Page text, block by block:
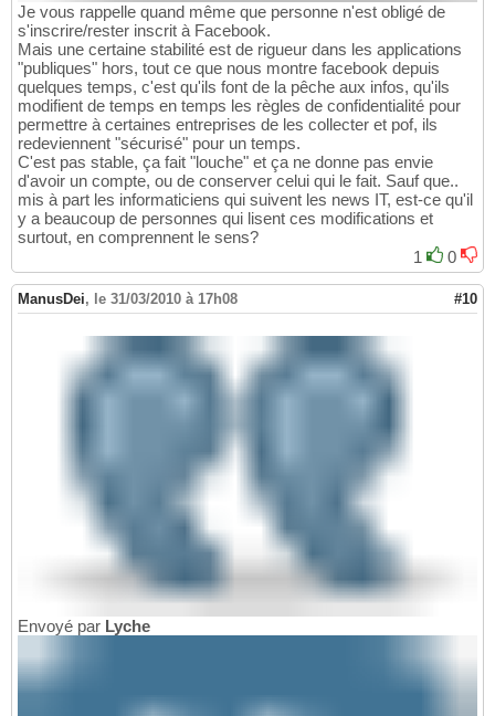
Je vous rappelle quand même que personne n'est obligé de
s'inscrire/rester inscrit à Facebook.
Mais une certaine stabilité est de rigueur dans les applications
"publiques" hors, tout ce que nous montre facebook depuis
quelques temps, c'est qu'ils font de la pêche aux infos, qu'ils
modifient de temps en temps les règles de confidentialité pour
permettre à certaines entreprises de les collecter et pof, ils
redeviennent "sécurisé" pour un temps.
C'est pas stable, ça fait "louche" et ça ne donne pas envie
d'avoir un compte, ou de conserver celui qui le fait. Sauf que..
mis à part les informaticiens qui suivent les news IT, est-ce qu'il
y a beaucoup de personnes qui lisent ces modifications et
surtout, en comprennent le sens?
1
0
ManusDei, le 31/03/2010 à 17h08 #10
Envoyé par Lyche